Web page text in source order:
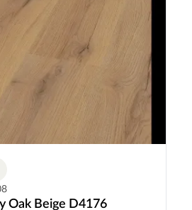
Oak Beige D4176